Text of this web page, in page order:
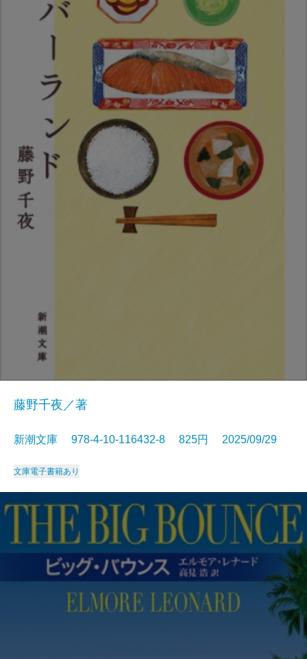
藤野千夜／著
新潮文庫 978-4-10-116432-8 825円 2025/09/29
文庫電子書籍あり